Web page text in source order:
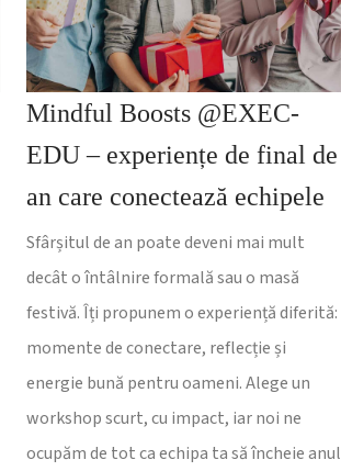
Mindful Boosts @EXEC-
EDU – experiențe de final de
an care conectează echipele
Sfârșitul de an poate deveni mai mult
decât o întâlnire formală sau o masă
festivă. Îți propunem o experiență diferită:
momente de conectare, reflecție și
energie bună pentru oameni. Alege un
workshop scurt, cu impact, iar noi ne
ocupăm de tot ca echipa ta să încheie anul